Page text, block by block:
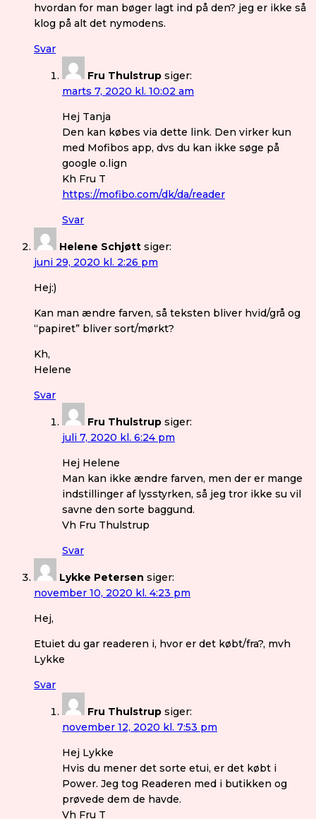
hvordan for man bøger lagt ind på den? jeg er ikke så
klog på alt det nymodens.
Svar
Fru Thulstrup siger:
marts 7, 2020 kl. 10:02 am
Hej Tanja
Den kan købes via dette link. Den virker kun
med Mofibos app, dvs du kan ikke søge på
google o.lign
Kh Fru T
https://mofibo.com/dk/da/reader
Svar
Helene Schjøtt siger:
juni 29, 2020 kl. 2:26 pm
Hej:)
Kan man ændre farven, så teksten bliver hvid/grå og
“papiret” bliver sort/mørkt?
Kh,
Helene
Svar
Fru Thulstrup siger:
juli 7, 2020 kl. 6:24 pm
Hej Helene
Man kan ikke ændre farven, men der er mange
indstillinger af lysstyrken, så jeg tror ikke su vil
savne den sorte baggund.
Vh Fru Thulstrup
Svar
Lykke Petersen siger:
november 10, 2020 kl. 4:23 pm
Hej,
Etuiet du gar readeren i, hvor er det købt/fra?, mvh
Lykke
Svar
Fru Thulstrup siger:
november 12, 2020 kl. 7:53 pm
Hej Lykke
Hvis du mener det sorte etui, er det købt i
Power. Jeg tog Readeren med i butikken og
prøvede dem de havde.
Vh Fru T